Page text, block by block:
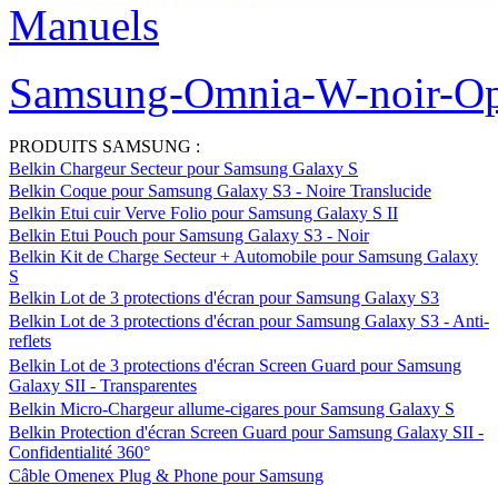
Manuels
Samsung-Omnia-W-noir-
PRODUITS SAMSUNG :
Belkin Chargeur Secteur pour Samsung Galaxy S
Belkin Coque pour Samsung Galaxy S3 - Noire Translucide
Belkin Etui cuir Verve Folio pour Samsung Galaxy S II
Belkin Etui Pouch pour Samsung Galaxy S3 - Noir
Belkin Kit de Charge Secteur + Automobile pour Samsung Galaxy
S
Belkin Lot de 3 protections d'écran pour Samsung Galaxy S3
Belkin Lot de 3 protections d'écran pour Samsung Galaxy S3 - Anti-
reflets
Belkin Lot de 3 protections d'écran Screen Guard pour Samsung
Galaxy SII - Transparentes
Belkin Micro-Chargeur allume-cigares pour Samsung Galaxy S
Belkin Protection d'écran Screen Guard pour Samsung Galaxy SII -
Confidentialité 360°
Câble Omenex Plug & Phone pour Samsung